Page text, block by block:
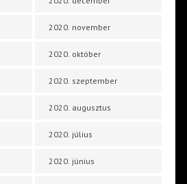
2020. november
2020. október
2020. szeptember
2020. augusztus
2020. július
2020. június